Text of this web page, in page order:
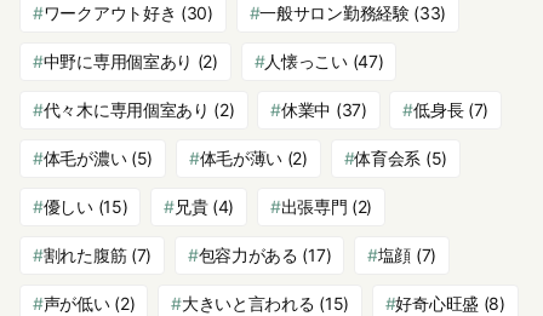
ワークアウト好き (30) 一般サロン勤務経験(33)
中野に専用個室あり (2) 人懐っこい(47)
代々木に専用個室あり (2) 休業中 (37) 低身長(7)
体毛が濃い(5) 体毛が薄い (2) 体育会系 (5)
優しい(15) 兄貴(4) 出張専門 (2)
割れた腹筋(7) 包容力がある (17) 塩顔 (7)
声が低い(2) 大きいと言われる (15) 好奇心旺盛 (8)